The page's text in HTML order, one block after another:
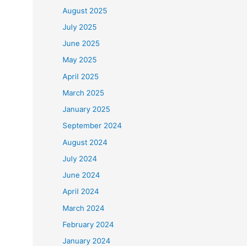
August 2025
July 2025
June 2025
May 2025
April 2025
March 2025
January 2025
September 2024
August 2024
July 2024
June 2024
April 2024
March 2024
February 2024
January 2024